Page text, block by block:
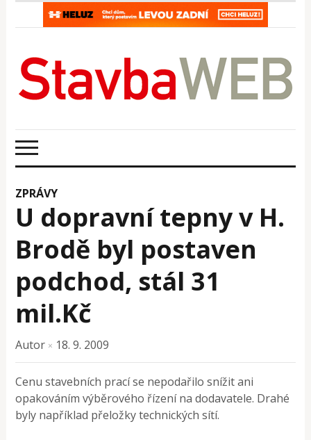
ZPRÁVY
U dopravní tepny v H.
Brodě byl postaven
podchod, stál 31
mil.Kč
Autor × 18. 9. 2009
Cenu stavebních prací se nepodařilo snížit ani
opakováním výběrového řízení na dodavatele. Drahé
byly například přeložky technických sítí.